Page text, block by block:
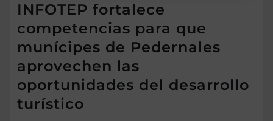
INFOTEP fortalece
competencias para que
munícipes de Pedernales
aprovechen las
oportunidades del desarrollo
turístico